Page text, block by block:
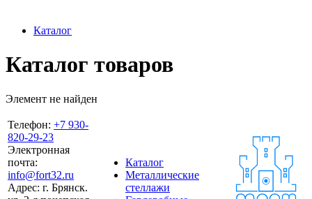
Каталог
Каталог товаров
Элемент не найден
Телефон: +7 930-
820-29-23
Электронная
почта:
info@fort32.ru
Адрес: г. Брянск.
Каталог
Металлические
стеллажи